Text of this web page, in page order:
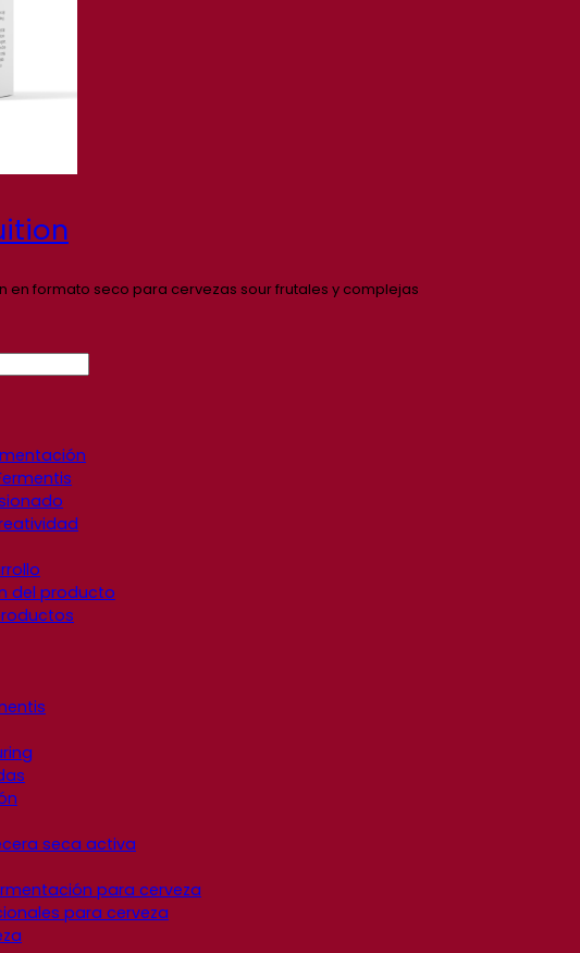
en formato seco para cervezas sour frutales y complejas
del producto
seca activa
para cerveza
para cerveza